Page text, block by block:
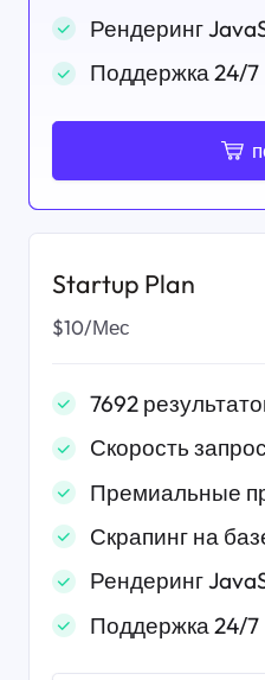
Рендеринг
Поддержка 24/7
Startup Plan
$10/Мес
7692
Скорость
Премиальные
Скрапинг на
Рендеринг
Поддержка 24/7